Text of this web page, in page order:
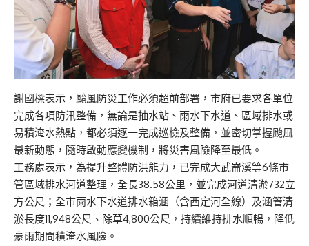
謝國樑表示，颱風防災工作必須超前部署，市府已要求各單位
完成各項防汛整備，無論是抽水站、雨水下水道、區域排水或
易積淹水熱點，都必須逐一完成巡檢及整備，並密切掌握颱風
最新動態，隨時啟動應變機制，將災害風險降至最低。
工務處表示，為提升整體防洪能力，已完成大武崙溪等6條市
管區域排水河道整理，全長38.58公里，並完成河道清淤732立
方公尺；全市雨水下水道排水箱涵（含西定河全線）及涵管清
淤長度11,948公尺、除草4,800公尺，持續維持排水順暢，降低
豪雨期間積淹水風險。